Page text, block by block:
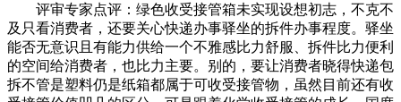
评审专家点评：绿色收受接管箱未实现设想初志，不克不
及只看消费者，还要关心快递办事驿坐的拆件办事程度。驿坐
能否无意识且有能力供给一个不雅感比力舒服、拆件比力便利
的空间给消费者，也比力主要。别的，要让消费者晓得快递包
拆不管是塑料仍是纸箱都属于可收受接管物，虽然目前还有收